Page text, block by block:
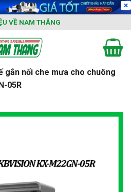
VỀ NAM THẮNG
gắn nối che mưa cho chuông
05R